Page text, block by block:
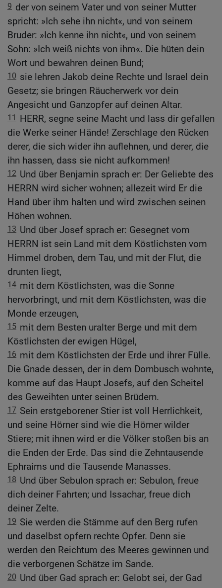
9 der von seinem Vater und von seiner Mutter
spricht: »Ich sehe ihn nicht«, und von seinem
Bruder: »Ich kenne ihn nicht«, und von seinem
Sohn: »Ich weiß nichts von ihm«. Die hüten dein
Wort und bewahren deinen Bund;
10 sie lehren Jakob deine Rechte und Israel dein
Gesetz; sie bringen Räucherwerk vor dein
Angesicht und Ganzopfer auf deinen Altar.
11
HERR, segne seine Macht und lass dir gefallen
die Werke seiner Hände! Zerschlage den Rücken
derer, die sich wider ihn auflehnen, und derer, die
ihn hassen, dass sie nicht aufkommen!
12 Und über Benjamin sprach er: Der Geliebte des
HERRN wird sicher wohnen; allezeit wird Er die
Hand über ihm halten und wird zwischen seinen
Höhen wohnen.
13 Und über Josef sprach er: Gesegnet vom
HERRN ist sein Land mit dem Köstlichsten vom
Himmel droben, dem Tau, und mit der Flut, die
drunten liegt,
14 mit dem Köstlichsten, was die Sonne
hervorbringt, und mit dem Köstlichsten, was die
Monde erzeugen,
15 mit dem Besten uralter Berge und mit dem
Köstlichsten der ewigen Hügel,
16 mit dem Köstlichsten der Erde und ihrer Fülle.
Die Gnade dessen, der in dem Dornbusch wohnte,
komme auf das Haupt Josefs, auf den Scheitel
des Geweihten unter seinen Brüdern.
17 Sein erstgeborener Stier ist voll Herrlichkeit,
und seine Hörner sind wie die Hörner wilder
Stiere; mit ihnen wird er die Völker stoßen bis an
die Enden der Erde. Das sind die Zehntausende
Ephraims und die Tausende Manasses.
18 Und über Sebulon sprach er: Sebulon, freue
dich deiner Fahrten; und Issachar, freue dich
deiner Zelte.
19 Sie werden die Stämme auf den Berg rufen
und daselbst opfern rechte Opfer. Denn sie
werden den Reichtum des Meeres gewinnen und
die verborgenen Schätze im Sande.
20 Und über Gad sprach er: Gelobt sei, der Gad